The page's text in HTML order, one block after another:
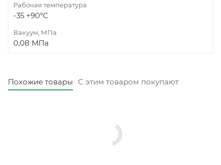
Рабочая температура
-35 +90°С
Вакуум, МПа
0,08 МПа
Похожие товары С этим товаром покупают